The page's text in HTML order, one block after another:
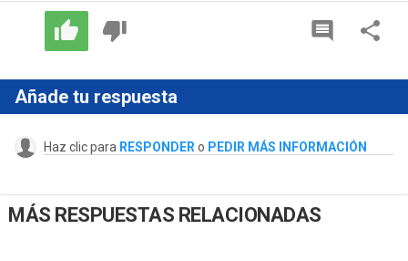
Añade tu respuesta
Haz clic para RESPONDER o PEDIR MÁS INFORMACIÓN
MÁS RESPUESTAS RELACIONADAS